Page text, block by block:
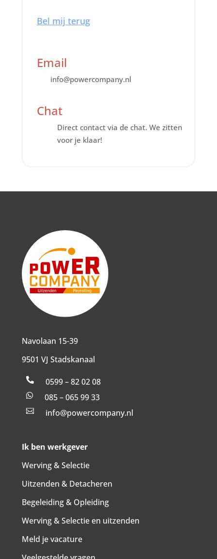
Bel mij terug
Email
info@powercompany.nl
Chat
Direct contact via de chat. We zitten
voor je klaar!
Navolaan 15-39
9501 VJ Stadskanaal
 0599 – 82 02 08
 085 – 065 99 33
 info@powercompany.nl
Ik ben werkgever
Werving & Selectie
Uitzenden & Detacheren
Begeleiding & Opleiding
Werving & Selectie en uitzenden
Meld je vacature